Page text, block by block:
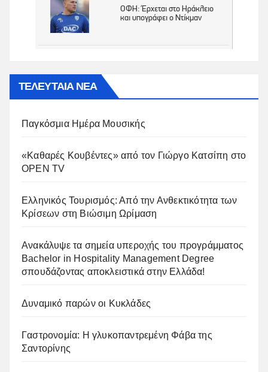
ΤΕΛΕΥΤΑΙΑ ΝΕΑ
Παγκόσμια Ημέρα Μουσικής
«Καθαρές Κουβέντες» από τον Γιώργο Κατσίπη στο
OPEN TV
Ελληνικός Τουρισμός: Από την Ανθεκτικότητα των
Κρίσεων στη Βιώσιμη Ωρίμαση
Ανακάλυψε τα σημεία υπεροχής του προγράμματος
Bachelor in Hospitality Management Degree
σπουδάζοντας αποκλειστικά στην Ελλάδα!
Δυναμικό παρών οι Κυκλάδες
Γαστρονομία: Η γλυκοπαντρεμένη Φάβα της
Σαντορίνης